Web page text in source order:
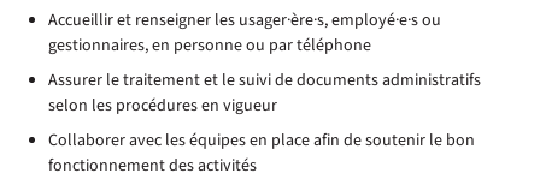
Accueillir et renseigner les usager·ère·s, employé·e·s ou
gestionnaires, en personne ou par téléphone
Assurer le traitement et le suivi de documents administratifs
selon les procédures en vigueur
Collaborer avec les équipes en place afin de soutenir le bon
fonctionnement des activités